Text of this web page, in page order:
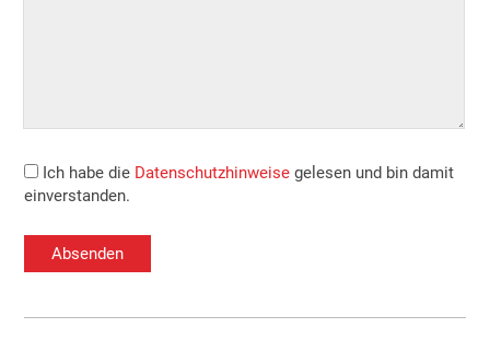
Ich habe die Datenschutzhinweise gelesen und bin damit
einverstanden.